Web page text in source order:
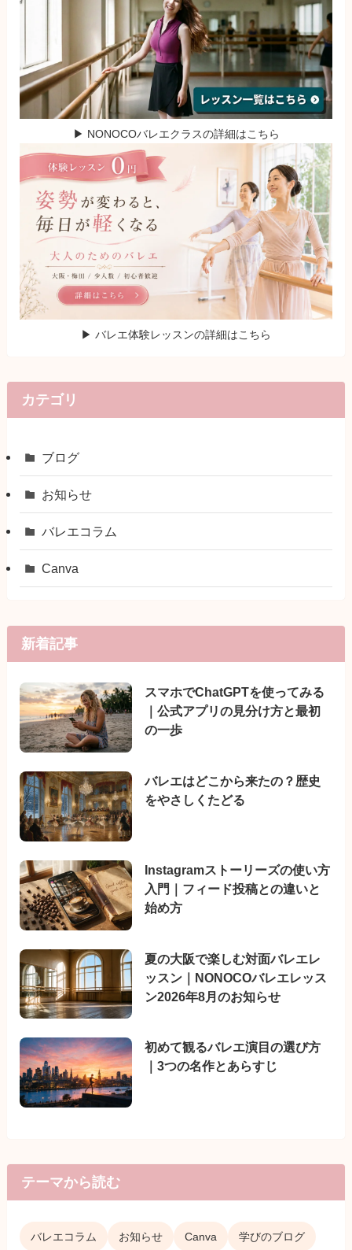
▶ NONOCOバレエクラスの詳細はこちら
▶ バレエ体験レッスンの詳細はこちら
カテゴリ
ブログ
お知らせ
バレエコラム
Canva
新着記事
スマホでChatGPTを使ってみる
｜公式アプリの見分け方と最初
の一歩
バレエはどこから来たの？歴史
をやさしくたどる
Instagramストーリーズの使い方
入門｜フィード投稿との違いと
始め方
夏の大阪で楽しむ対面バレエレ
ッスン｜NONOCOバレエレッス
ン2026年8月のお知らせ
初めて観るバレエ演目の選び方
｜3つの名作とあらすじ
テーマから読む
バレエコラム お知らせ Canva 学びのブログ